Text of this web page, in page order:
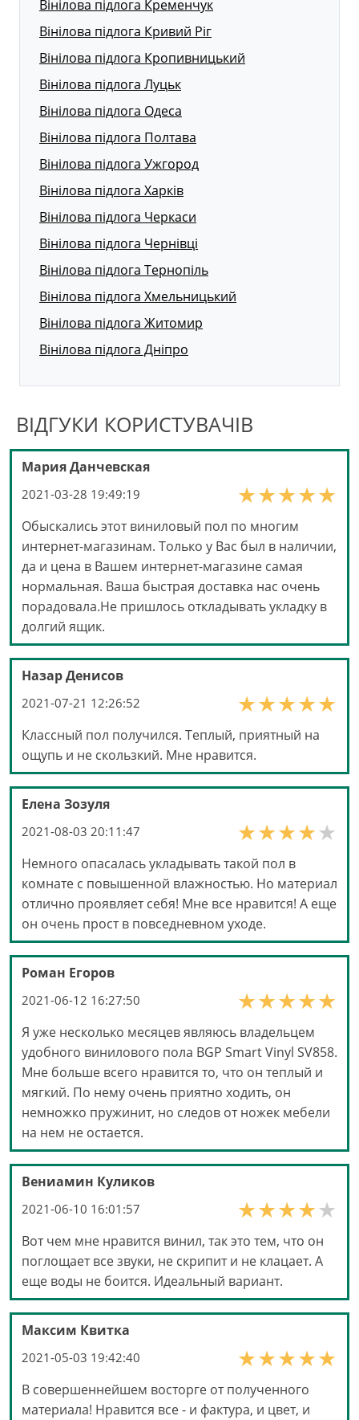
Вінілова підлога Кременчук
Вінілова підлога Кривий Ріг
Вінілова підлога Кропивницький
Вінілова підлога Луцьк
Вінілова підлога Одеса
Вінілова підлога Полтава
Вінілова підлога Ужгород
Вінілова підлога Харків
Вінілова підлога Черкаси
Вінілова підлога Чернівці
Вінілова підлога Тернопіль
Вінілова підлога Хмельницький
Вінілова підлога Житомир
Вінілова підлога Дніпро
ВІДГУКИ КОРИСТУВАЧІВ
Мария Данчевская
2021-03-28 19:49:19
Обыскались этот виниловый пол по многим
интернет-магазинам. Только у Вас был в наличии,
да и цена в Вашем интернет-магазине самая
нормальная. Ваша быстрая доставка нас очень
порадовала.Не пришлось откладывать укладку в
долгий ящик.
Назар Денисов
2021-07-21 12:26:52
Классный пол получился. Теплый, приятный на
ощупь и не скользкий. Мне нравится.
Елена Зозуля
2021-08-03 20:11:47
Немного опасалась укладывать такой пол в
комнате с повышенной влажностью. Но материал
отлично проявляет себя! Мне все нравится! А еще
он очень прост в повседневном уходе.
Роман Егоров
2021-06-12 16:27:50
Я уже несколько месяцев являюсь владельцем
удобного винилового пола BGP Smart Vinyl SV858.
Мне больше всего нравится то, что он теплый и
мягкий. По нему очень приятно ходить, он
немножко пружинит, но следов от ножек мебели
на нем не остается.
Вениамин Куликов
2021-06-10 16:01:57
Вот чем мне нравится винил, так это тем, что он
поглощает все звуки, не скрипит и не клацает. А
еще воды не боится. Идеальный вариант.
Максим Квитка
2021-05-03 19:42:40
В совершеннейшем восторге от полученного
материала! Нравится все - и фактура, и цвет, и